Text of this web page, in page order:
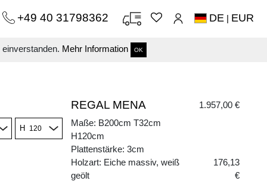
Mehr Information OK
+49 40 31798362 DE | EUR
H
REGAL MENA
1.957,00 €
Maße: B200cm T32cm
H120cm
Plattenstärke: 3cm
Holzart: Eiche massiv, weiß
geölt
176,13
€